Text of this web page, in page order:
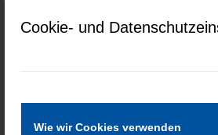
Cookie- und
Wie wir Cookies verwenden